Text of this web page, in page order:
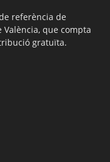
referència de
que compta
gratuïta.